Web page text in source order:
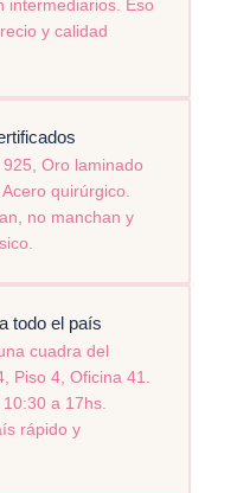
intermediarios. Eso
y calidad
Oro laminado
quirúrgico.
no manchan y
todo el país
cuadra del
Piso 4, Oficina 41.
a 17hs.
rápido y